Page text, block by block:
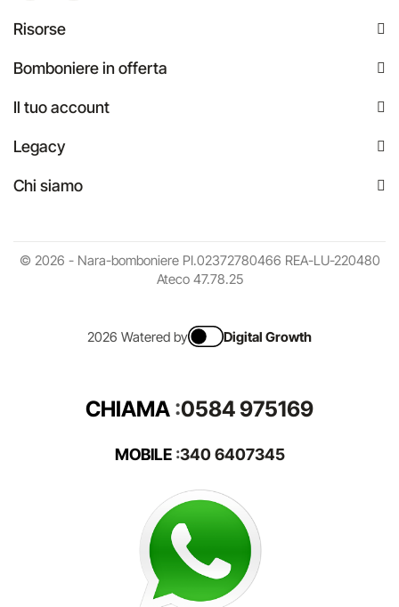
Risorse
Bomboniere in offerta
Il tuo account
Legacy
Chi siamo
© 2026 - Nara-bomboniere PI.02372780466 REA-LU-220480
Ateco 47.78.25
2026 Watered by Digital Growth
CHIAMA :0584 975169
MOBILE:340 6407345